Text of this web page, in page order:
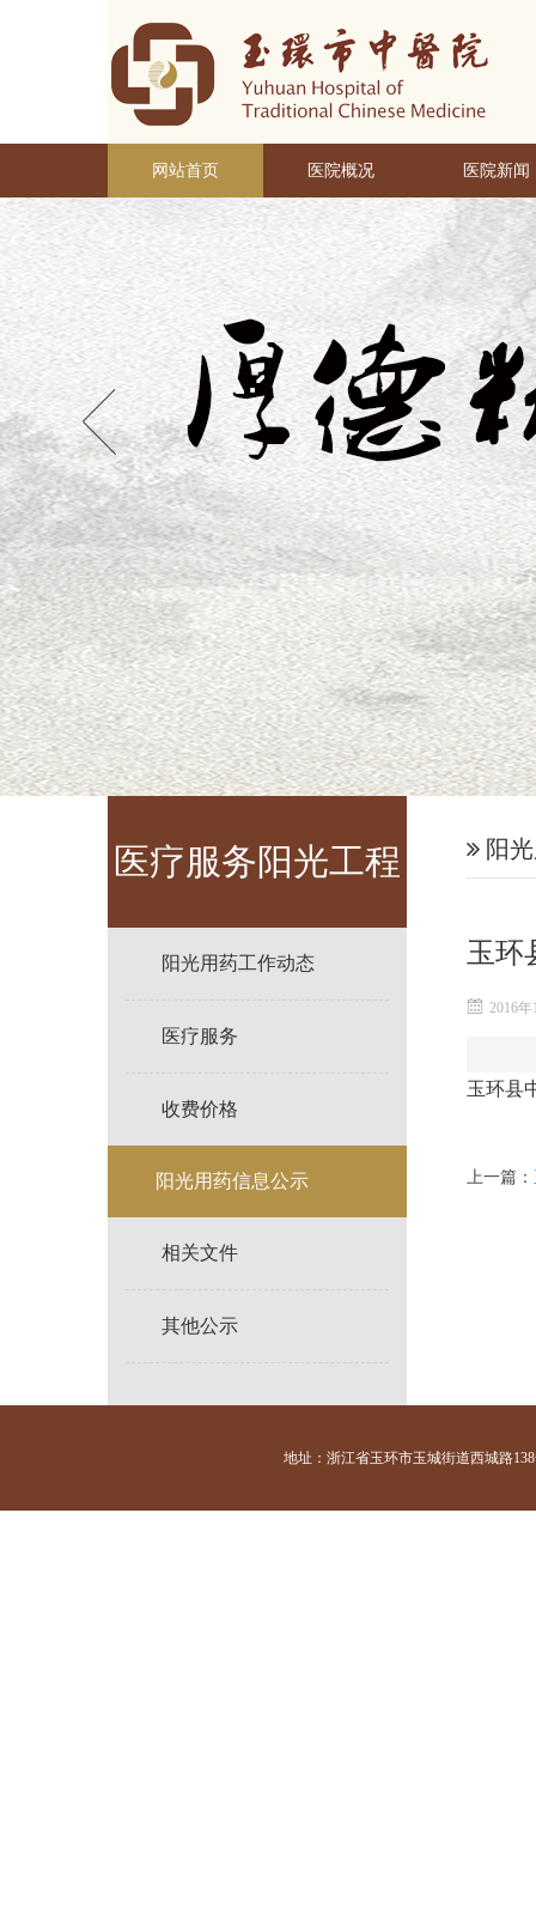
网站首页 医院概况 医院新闻
医疗服务阳光工程
阳光用药工作动态
医疗服务
收费价格
阳光用药信息公示
相关文件
其他公示
阳
玉环
2016
玉环县
上一篇：
地址：浙江省玉环市玉城街道西城路